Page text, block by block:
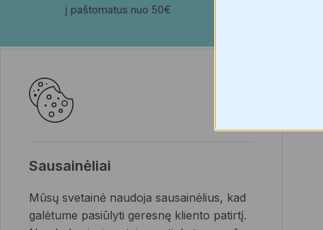
į paštomatus nuo 50€
Mother-K
Užsakymo sekimas
Sausainėliai
Mūsų svetainė naudoja sausainėlius, kad
galėtume pasiūlyti geresnę kliento patirtį.